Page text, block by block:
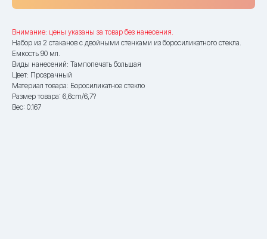
Внимание: цены указаны за товар без нанесения.
Набор из 2 стаканов с двойными стенками из боросиликатного стекла.
Емкость 90 мл.
Виды нанесений: Тампопечать большая
Цвет: Прозрачный
Материал товара: Боросиликатное стекло
Размер товара: 6,6cm/6,7?
Вес: 0.167